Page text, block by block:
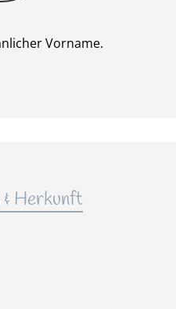
Vorname.
Herkunft